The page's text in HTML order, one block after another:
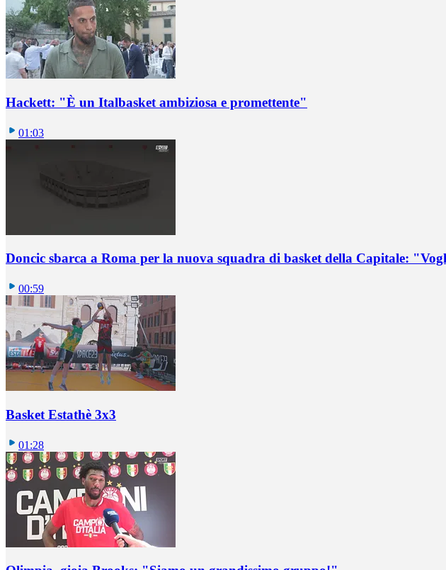
Hackett: "È un Italbasket ambiziosa e promettente"
01:03
Doncic sbarca a Roma per la nuova squadra di basket della Capitale:
00:59
Basket Estathè 3x3
01:28